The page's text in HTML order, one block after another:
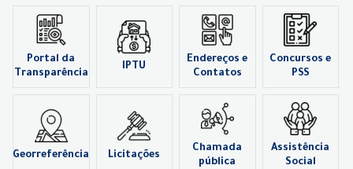
Portal da
Transparência
IPTU
Endereços e
Contatos
Concursos e
PSS
Georreferência Licitações
Chamada
pública
Assistência
Social